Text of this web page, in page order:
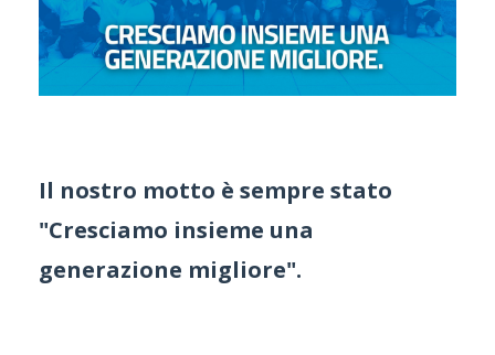
Il nostro motto è sempre stato
"Cresciamo insieme una
generazione migliore".